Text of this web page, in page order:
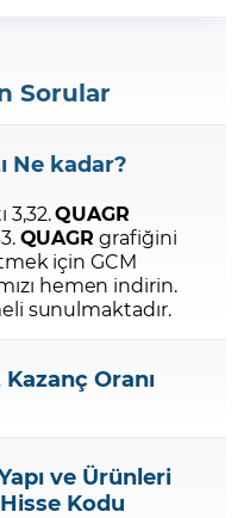
Sorular
Ne kadar?
3,32.QUAGR
QUAGR grafiğini
için GCM
hemen indirin.
sunulmaktadır.
Oranı
ve Ürünleri
Hisse Kodu